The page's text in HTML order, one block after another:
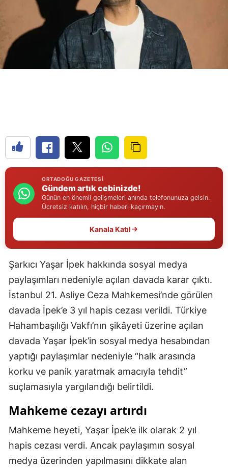
Bursa
Çanakkale
Çankırı
Çorum
Elazığ
Erzurum
Gaziantep
Gümüşhane
Hakkari
Hatay
Isparta
Mersin
Kastamonu
Kayseri
ORTADOĞU GAZETESI
Gündem artık cebinizde!
Günün en önemli gelişmeleri anında telefonunuza gelsin.
Ücretsiz katılın, hiçbir haberi kaçırmayın.
Kanala Katıl
Şarkıcı Yaşar İpek hakkında sosyal medya
paylaşımları nedeniyle açılan davada karar çıktı.
İstanbul 21. Asliye Ceza Mahkemesi’nde görülen
davada İpek’e 3 yıl hapis cezası verildi. Türkiye
Hahambaşılığı Vakfı’nın şikâyeti üzerine açılan
davada Yaşar İpek’in sosyal medya hesabından
yaptığı paylaşımlar nedeniyle “halk arasında
korku ve panik yaratmak amacıyla tehdit”
suçlamasıyla yargılandığı belirtildi.
Mahkeme cezayı artırdı
Mahkeme heyeti, Yaşar İpek’e ilk olarak 2 yıl
hapis cezası verdi. Ancak paylaşımın sosyal
medya üzerinden yapılmasını dikkate alan